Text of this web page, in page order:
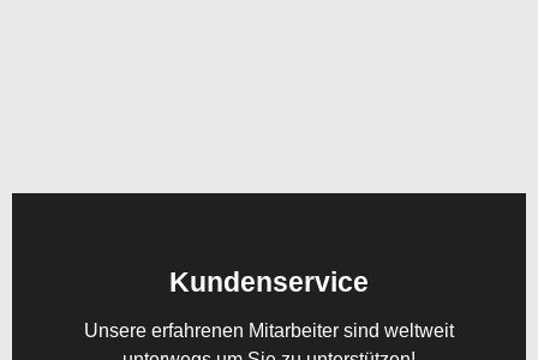
Kundenservice
Unsere erfahrenen Mitarbeiter sind weltweit